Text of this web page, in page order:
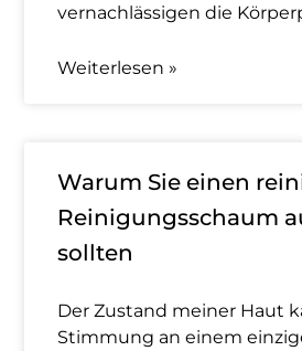
vernachlässigen die
Weiterlesen »
Warum Sie einen
Reinigungsschaum
sollten
Der Zustand meiner Haut
Stimmung an einem